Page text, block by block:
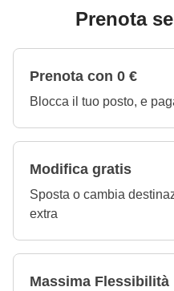
Prenota
Prenota con 0 €
Blocca il tuo posto, e
Modifica gratis
Sposta o cambia
extra
Massima Flessibilità